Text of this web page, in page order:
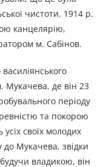
чистоти. 1914 р.
канцелярію,
м. Сабінов.
Мукачева, де він 23
періоду
та покорою
своїх молодих
до Мукачева, звідки
владикою, він